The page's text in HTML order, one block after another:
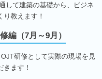
して建築の基礎から、ビジネ
り教えます！
編（7月～9月）
研修として実際の現場を見
きます！